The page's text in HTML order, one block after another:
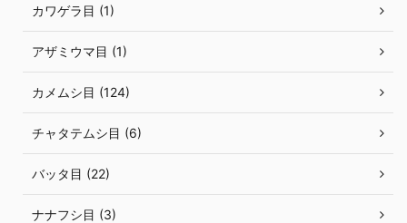
カワゲラ目 (1)
アザミウマ目 (1)
カメムシ目 (124)
チャタテムシ目 (6)
バッタ目 (22)
ナナフシ目 (3)